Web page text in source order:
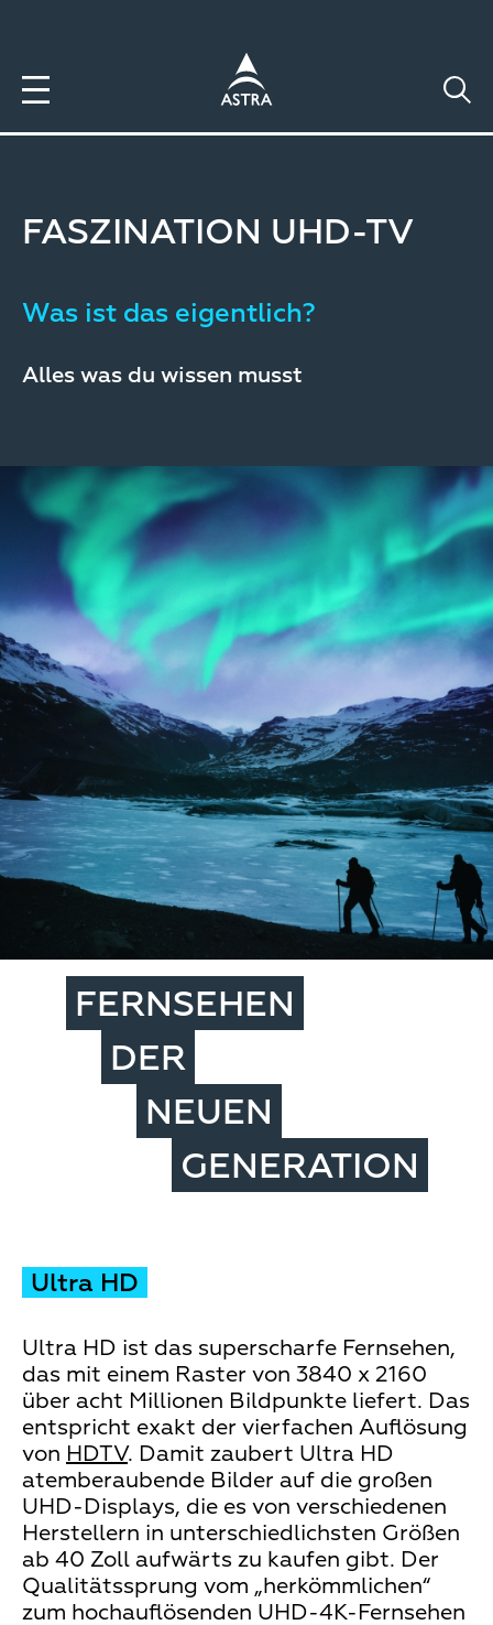
FASZINATION UHD-TV
Was ist das eigentlich?
Alles was du wissen musst
FERNSEHEN
DER
NEUEN
GENERATION
Ultra HD
Ultra HD ist das superscharfe Fernsehen,
das mit einem Raster von 3840 x 2160
über acht Millionen Bildpunkte liefert. Das
entspricht exakt der vierfachen Auflösung
von HDTV. Damit zaubert Ultra HD
atemberaubende Bilder auf die großen
UHD-Displays, die es von verschiedenen
Herstellern in unterschiedlichsten Größen
ab 40 Zoll aufwärts zu kaufen gibt. Der
Qualitätssprung vom „herkömmlichen“
zum hochauflösenden UHD-4K-Fernsehen